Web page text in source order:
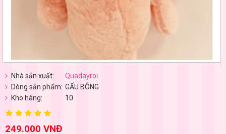
Nhà sản xuất:
Quadayroi
Dòng sản phẩm: GẤU BÔNG
Kho hàng:
10
249.000 VNĐ